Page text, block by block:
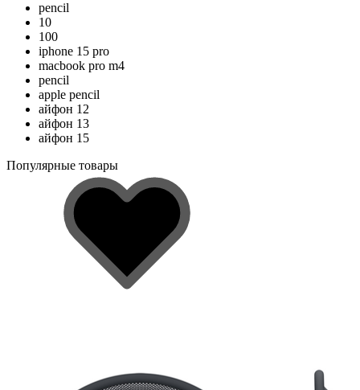
pencil
10
100
iphone 15 pro
macbook pro m4
pencil
apple pencil
айфон 12
айфон 13
айфон 15
Популярные товары